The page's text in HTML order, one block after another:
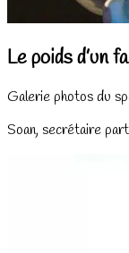
Le poids d’un
Galerie photos du
Soan, secrétaire